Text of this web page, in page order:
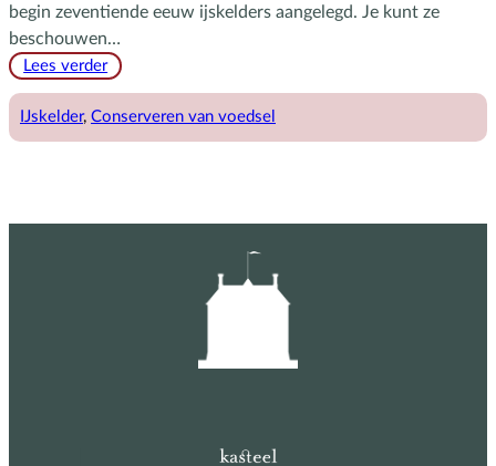
begin zeventiende eeuw ijskelders aangelegd. Je kunt ze
beschouwen…
Lees verder:
IJskelder, Conserveren van voedsel